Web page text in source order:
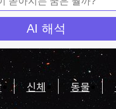
AI 해석
신체 동물